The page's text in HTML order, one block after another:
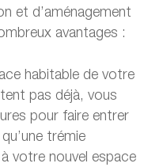
et d’aménagement
avantages :
habitable de votre
pas déjà, vous
pour faire entrer
trémie
votre nouvel espace